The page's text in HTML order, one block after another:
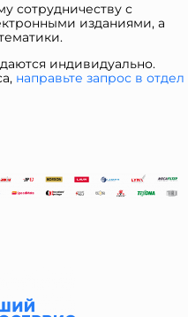
сотрудничеству с
изданиями, а
индивидуально.
направьте запрос в отдел